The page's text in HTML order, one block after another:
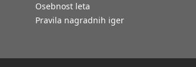
Osebnost leta
Pravila nagradnih iger